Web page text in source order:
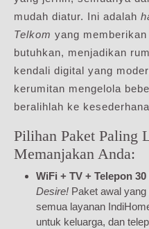
mudah diatur. Ini adalah
Telkom yang
butuhkan, menjadikan
kendali digital yang
kerumitan mengelola
beralihlah ke
Pilihan Paket Paling
Memanjakan Anda:
WiFi + TV + Telepon
Desire! Paket awal
semua layanan
untuk keluarga, dan